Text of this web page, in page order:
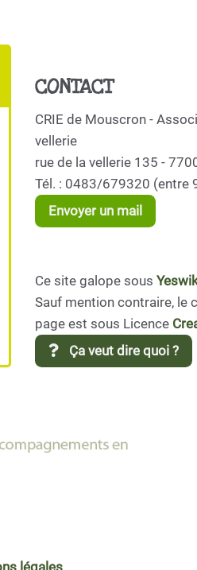
CONTACT
CRIE de Mouscron -
vellerie
rue de la vellerie 135 -
Tél. : 0483/679320 (entre
Envoyer un mail
Ce site galope sous
Sauf mention contraire, le
page est sous Licence
Ça veut dire quoi ?
légales